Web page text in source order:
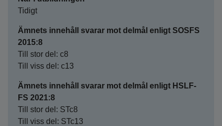
Tidigt
Ämnets innehåll svarar mot delmål enligt SOSFS
2015:8
Till stor del: c8
Till viss del: c13
Ämnets innehåll svarar mot delmål enligt HSLF-
FS 2021:8
Till stor del: STc8
Till viss del: STc13